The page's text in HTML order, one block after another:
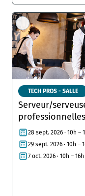
TECH PROS - SALLE
Serveur/
professionnelles
28 sept. 2026 · 10h –
29 sept. 2026 · 10h –
7 oct. 2026 · 10h – 16h